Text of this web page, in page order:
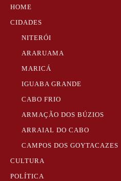
HOME
CIDADES
NITERÓI
ARARUAMA
MARICÁ
IGUABA GRANDE
CABO FRIO
ARMAÇÃO DOS BÚZIOS
ARRAIAL DO CABO
CAMPOS DOS GOYTACAZES
CULTURA
POLÍTICA